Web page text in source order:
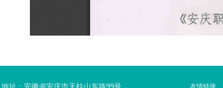
地址：安徽省安庆市天柱山东路99号
友情链接